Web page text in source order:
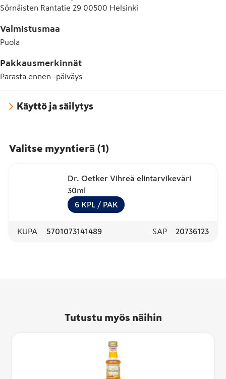
Sörnäisten Rantatie 29 00500 Helsinki
Valmistusmaa
Puola
Pakkausmerkinnät
Parasta ennen -päiväys
Käyttö ja säilytys
Valitse myyntierä (1)
Dr. Oetker Vihreä elintarvikeväri
30ml
6 KPL / PAK
KUPA 5701073141489 SAP 20736123
Tutustu myös näihin